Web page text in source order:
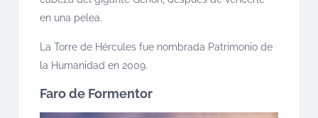
en una pelea.
La Torre de Hércules fue nombrada Patrimonio de
la Humanidad en 2009.
Faro de Formentor